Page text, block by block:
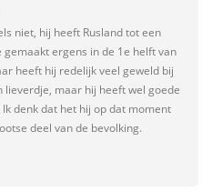
niet, hij heeft Rusland tot een
gemaakt ergens in de 1e helft van
heeft hij redelijk veel geweld bij
lieverdje, maar hij heeft wel goede
denk dat het hij op dat moment
deel van de bevolking.